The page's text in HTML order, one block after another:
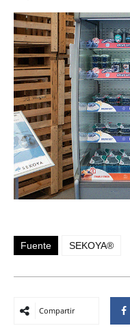
Fuente SEKOYA®
Compartir